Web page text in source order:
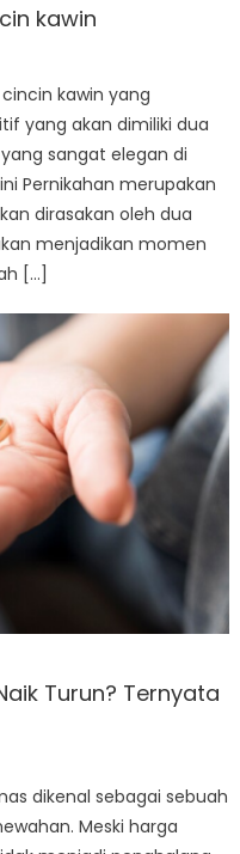
kawin
kawin yang
yang akan dimiliki dua
sangat elegan di
Pernikahan merupakan
dirasakan oleh dua
menjadikan momen
[…]
Turun? Ternyata
dikenal sebagai sebuah
Meski harga